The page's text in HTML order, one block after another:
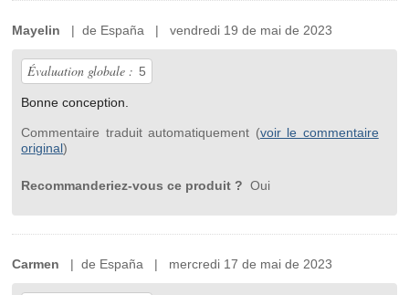
Mayelin | de España | vendredi 19 de mai de 2023
Évaluation globale : 5
Bonne conception.
Commentaire traduit automatiquement (voir le commentaire
original)
Recommanderiez-vous ce produit ? Oui
Carmen | de España | mercredi 17 de mai de 2023